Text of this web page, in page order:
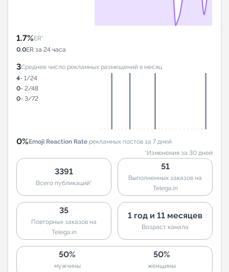
1.7%ER*
0.0ER за 24 часа
3Среднее число рекламных размещений в месяц
4- 1/24
0- 2/48
0- 3/72
0%Emoji Reaction Rate рекламных постов за 7 дней
*Изменения за 30 дней
3391
Всего публикаций*
51
Выполненных заказов на
Telega.in
35
Повторных заказов на
Telega.in
1 год и 11 месяцев
Возраст канала
50%
мужчины
50%
женщины